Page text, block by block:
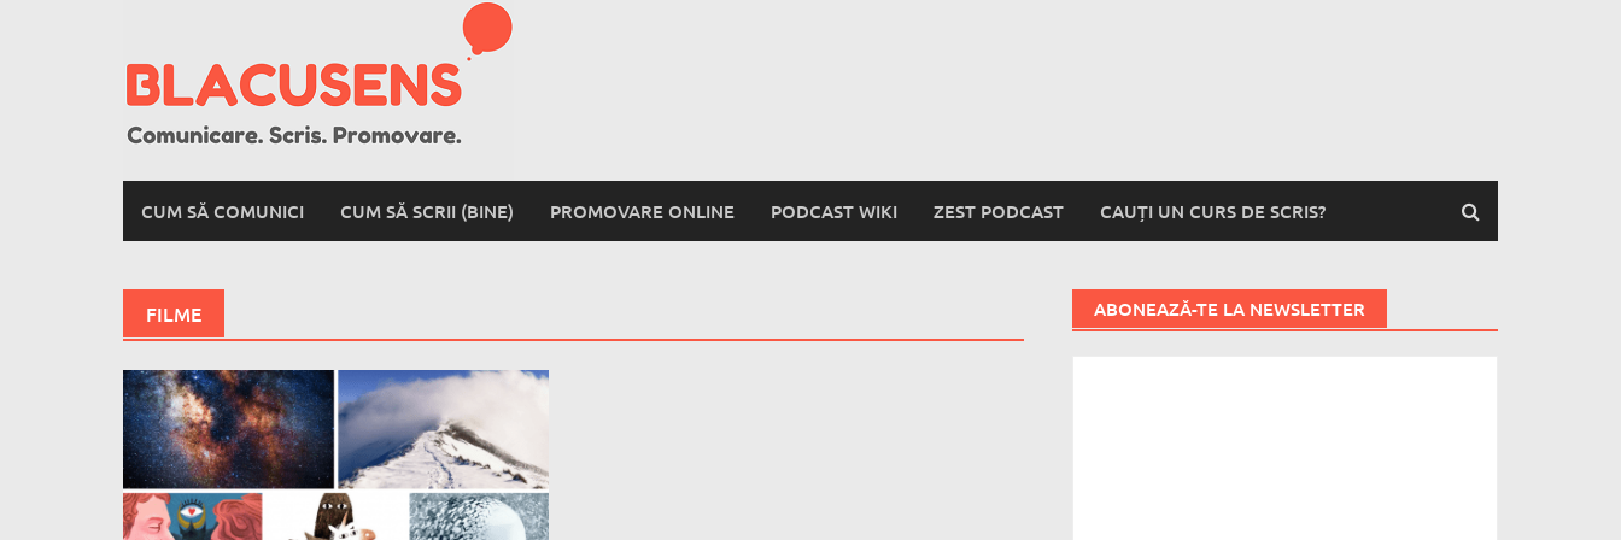
CUM SĂ COMUNICI CUM SĂ SCRII (BINE) PROMOVARE ONLINE PODCAST WIKI ZEST PODCAST CAUȚI UN CURS DE SCRIS?
FILME ABONEAZĂ-TE LA NEWSLETTER